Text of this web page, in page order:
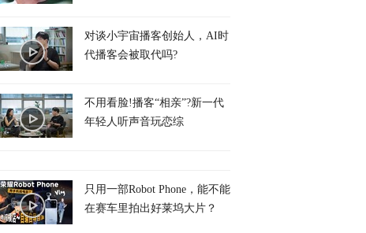
对谈小宇宙播客创始人，AI时
代播客会被取代吗?
不用看脸!播客“相亲”?新一代
年轻人听声音玩恋综
只用一部Robot Phone，能不能
在赛车里拍出好莱坞大片？